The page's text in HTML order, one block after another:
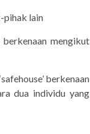
pihak lain
mengikut
berkenaan
dua individu yang